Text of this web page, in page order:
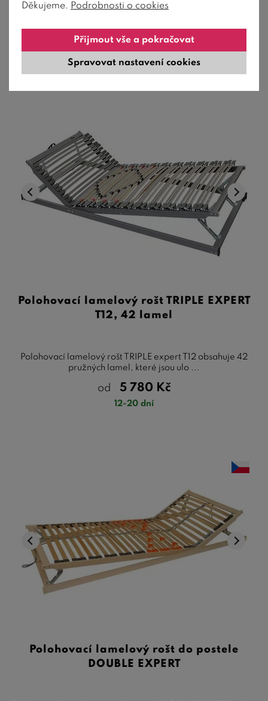
Polohovací lamelový rošt FLEX expert R6 obsahuje 28
od 4 080Kč
Polohovací lamelový rošt TRIPLE EXPERT
T12, 42 lamel
Polohovací lamelový rošt TRIPLE expert T12 obsahuje 42
pružných lamel, které jsou ulo ...
od 5 780 Kč
12-20 dní
Polohovací lamelový rošt do postele
DOUBLE EXPERT
Děkujeme. Podrobnosti o cookies
Spravovat nastavení cookies
Přijmout vše a pokračovat